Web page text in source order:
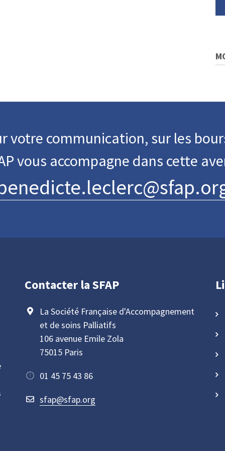
votre communication, sur les
vous accompagne dans cette
Contacter la SFAP
La Société Française d'Accompagnement
et de soins Palliatifs
106 avenue Emile Zola
75015 Paris
01 45 75 43 86
sfap@sfap.org